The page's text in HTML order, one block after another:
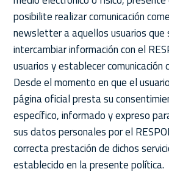
posibilite realizar comunicación
newsletter a aquellos usuarios que
intercambiar información con el
usuarios y establecer comunicación
Desde el momento en que el
página oficial presta su
específico, informado y expreso
sus datos personales por el
correcta prestación de dichos
establecido en la presente política.